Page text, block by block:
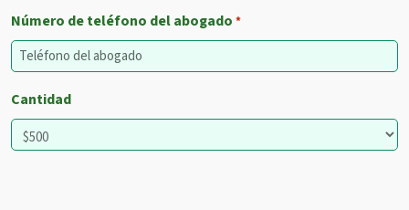
Número de teléfono del abogado *
Cantidad